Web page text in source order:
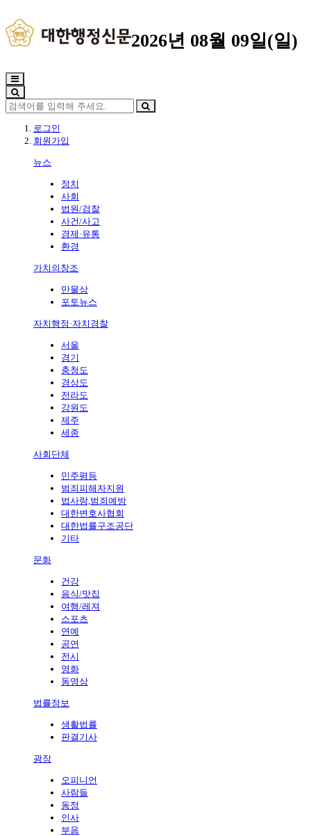
2026년 08월 09일(일)
로그인
회원가입
뉴스
정치
사회
법원/검찰
사건/사고
경제·유통
환경
가치의창조
만물상
포토뉴스
자치행정·자치경찰
서울
경기
충청도
경상도
전라도
강원도
제주
세종
사회단체
민주평등
범죄피해자지원
법사랑,범죄예방
대한변호사협회
대한법률구조공단
기타
문화
건강
음식/맛집
여행/레져
스포츠
연예
공연
전시
영화
동영상
법률정보
생활법률
판결기사
광장
오피니언
사람들
동정
인사
부음